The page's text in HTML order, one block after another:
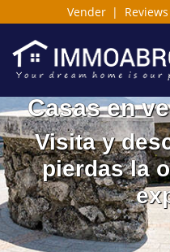
Vender | Reviews
Casas en
Visita y
pierdas la